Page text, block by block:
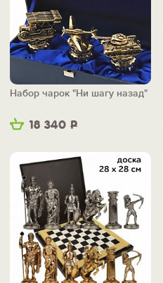
18 340 Р
Набор чарок "Ни шагу назад"